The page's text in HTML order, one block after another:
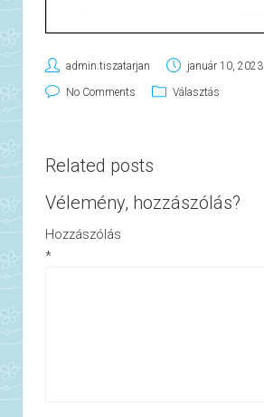
admin.tiszatarjan január 10, 2023
No Comments Választás
Related posts
Vélemény, hozzászólás?
Hozzászólás
*